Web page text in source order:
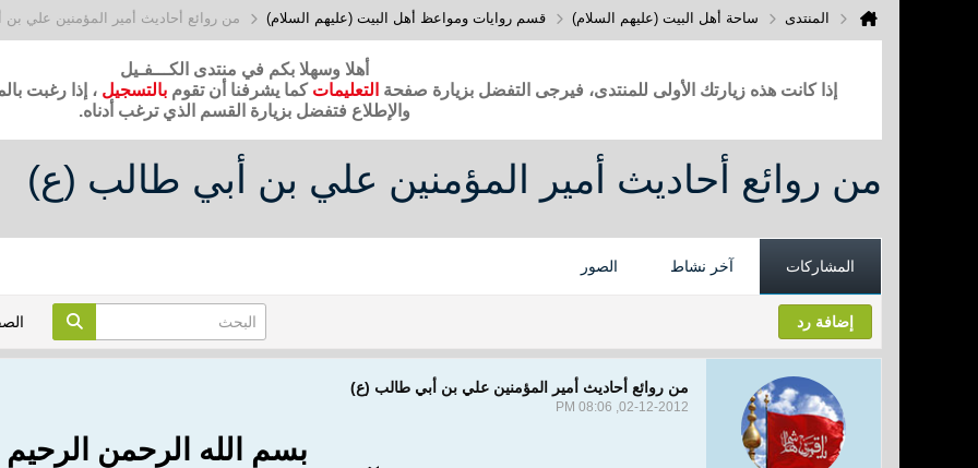
المنتدى ساحة أهل البيت (عليهم السلام) قسم روايات ومواعظ أهل البيت (عليهم السلام) من روائع أحاديث أمير المؤمنين علي
أهلا وسهلا بكم في منتدى الكـــفـيل
إذا كانت هذه زيارتك الأولى للمنتدى، فيرجى التفضل بزيارة صفحة التعليمات كما يشرفنا أن تقوم بالتسجيل ، إذا رغبت
والإطلاع فتفضل بزيارة القسم الذي ترغب أدناه.
من روائع أحاديث أمير المؤمنين علي بن أبي طالب (ع)
المشاركات آخر نشاط الصور
إضافة رد
من روائع أحاديث أمير المؤمنين علي بن أبي طالب (ع)
02-12-2012, 08:06 PM
بسم الله الرحمن الرحيم